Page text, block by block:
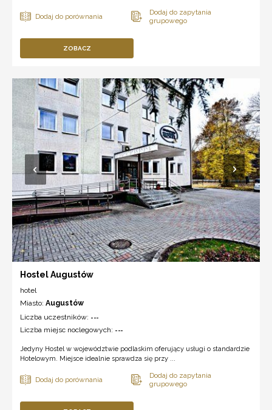
ZOBACZ
Hostel Augustów
hotel
Miasto: Augustów
Liczba uczestników: ---
Liczba miejsc noclegowych: ---
Jedyny Hostel w województwie podlaskim oferujący usługi o standardzie
Hotelowym. Miejsce idealnie sprawdza się przy ...